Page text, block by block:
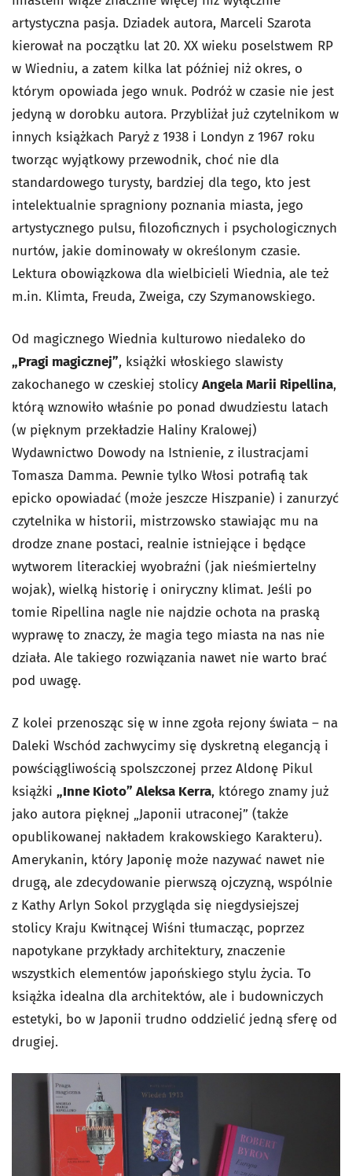
artystyczna pasja. Dziadek autora, Marceli Szarota
kierował na początku lat 20. XX wieku poselstwem RP
w Wiedniu, a zatem kilka lat później niż okres, o
którym opowiada jego wnuk. Podróż w czasie nie jest
jedyną w dorobku autora. Przybliżał już czytelnikom w
innych książkach Paryż z 1938 i Londyn z 1967 roku
tworząc wyjątkowy przewodnik, choć nie dla
standardowego turysty, bardziej dla tego, kto jest
intelektualnie spragniony poznania miasta, jego
artystycznego pulsu, filozoficznych i psychologicznych
nurtów, jakie dominowały w określonym czasie.
Lektura obowiązkowa dla wielbicieli Wiednia, ale też
m.in. Klimta, Freuda, Zweiga, czy Szymanowskiego.
Od magicznego Wiednia kulturowo niedaleko do
„Pragi magicznej”, książki włoskiego slawisty
zakochanego w czeskiej stolicy Angela Marii Ripellina,
którą wznowiło właśnie po ponad dwudziestu latach
(w pięknym przekładzie Haliny Kralowej)
Wydawnictwo Dowody na Istnienie, z ilustracjami
Tomasza Damma. Pewnie tylko Włosi potrafią tak
epicko opowiadać (może jeszcze Hiszpanie) i zanurzyć
czytelnika w historii, mistrzowsko stawiając mu na
drodze znane postaci, realnie istniejące i będące
wytworem literackiej wyobraźni (jak nieśmiertelny
wojak), wielką historię i oniryczny klimat. Jeśli po
tomie Ripellina nagle nie najdzie ochota na praską
wyprawę to znaczy, że magia tego miasta na nas nie
działa. Ale takiego rozwiązania nawet nie warto brać
pod uwagę.
Z kolei przenosząc się w inne zgoła rejony świata – na
Daleki Wschód zachwycimy się dyskretną elegancją i
powściągliwością spolszczonej przez Aldonę Pikul
książki „Inne Kioto” Aleksa Kerra, którego znamy już
jako autora pięknej „Japonii utraconej” (także
opublikowanej nakładem krakowskiego Karakteru).
Amerykanin, który Japonię może nazywać nawet nie
drugą, ale zdecydowanie pierwszą ojczyzną, wspólnie
z Kathy Arlyn Sokol przygląda się niegdysiejszej
stolicy Kraju Kwitnącej Wiśni tłumacząc, poprzez
napotykane przykłady architektury, znaczenie
wszystkich elementów japońskiego stylu życia. To
książka idealna dla architektów, ale i budowniczych
estetyki, bo w Japonii trudno oddzielić jedną sferę od
drugiej.